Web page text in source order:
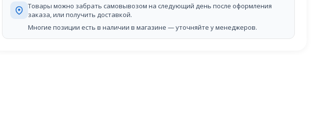
Товары можно забрать самовывозом на следующий день после оформления
заказа, или получить доставкой.
Многие позиции есть в наличии в магазине — уточняйте у менеджеров.